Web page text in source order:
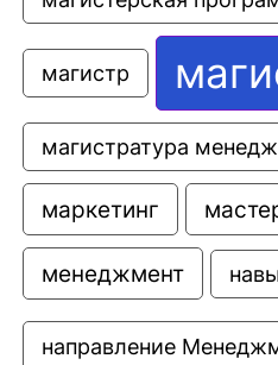
магистр
магистратура
маркетинг
менеджмент
направление